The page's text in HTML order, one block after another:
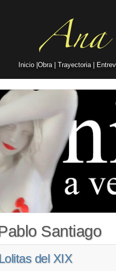
Inicio Obra Trayectoria|
Santiago
del XIX